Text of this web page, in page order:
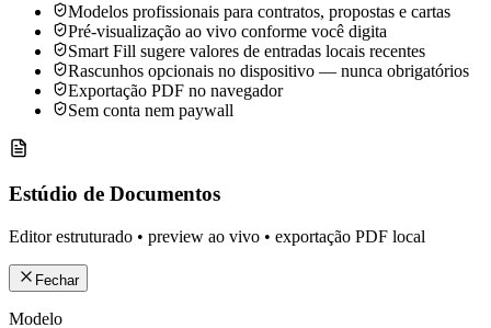
Modelos profissionais para contratos, propostas e cartas
Pré-visualização ao vivo conforme você digita
Smart Fill sugere valores de entradas locais recentes
Rascunhos opcionais no dispositivo — nunca obrigatórios
Exportação PDF no navegador
Sem conta nem paywall
Estúdio de Documentos
Editor estruturado • preview ao vivo • exportação PDF local
Fechar
Modelo